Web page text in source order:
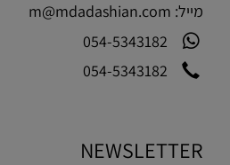
מייל: m@mdadashian.com
054-5343182
054-5343182
NEWSLETTER